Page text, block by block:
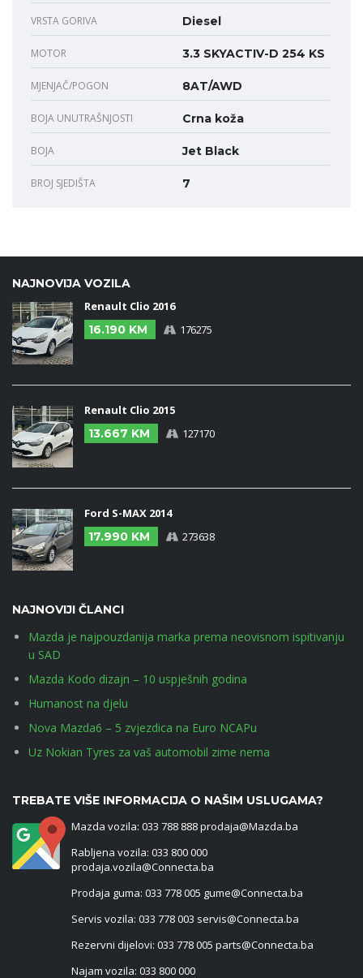
VRSTA GORIVA Diesel
MOTOR 3.3 SKYACTIV-D 254 KS
MJENJAČ/POGON 8AT/AWD
BOJA UNUTRAŠNJOSTI Crna koža
BOJA Jet Black
BROJ SJEDIŠTA 7
NAJNOVIJA VOZILA
Renault Clio 2016
16.190 KM
176275
Renault Clio 2015
13.667 KM
127170
Ford S-MAX 2014
17.990 KM
273638
NAJNOVIJI ČLANCI
Mazda je najpouzdanija marka prema neovisnom ispitivanju
u SAD
Mazda Kodo dizajn – 10 uspješnih godina
Humanost na djelu
Nova Mazda6 – 5 zvjezdica na Euro NCAPu
Uz Nokian Tyres za vaš automobil zime nema
TREBATE VIŠE INFORMACIJA O NAŠIM USLUGAMA?
Mazda vozila: 033 788 888 prodaja@Mazda.ba
Rabljena vozila: 033 800 000
prodaja.vozila@Connecta.ba
Prodaja guma: 033 778 005 gume@Connecta.ba
Servis vozila: 033 778 003 servis@Connecta.ba
Rezervni dijelovi: 033 778 005 parts@Connecta.ba
Najam vozila: 033 800 000